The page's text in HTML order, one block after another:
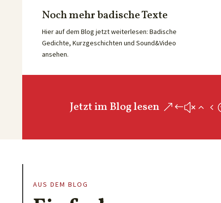
Noch mehr badische Texte
Hier auf dem Blog jetzt weiterlesen: Badische
Gedichte, Kurzgeschichten und Sound&Video
ansehen.
Jetzt im Blog lesen
AUS DEM BLOG